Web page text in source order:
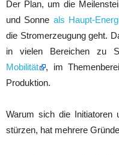
Der Plan, um die
und Sonne als Haupt-
die Stromerzeugung geht.
in vielen Bereichen zu
Mobilität
, im
Produktion.
Warum sich die Initiatoren
stürzen, hat mehrere